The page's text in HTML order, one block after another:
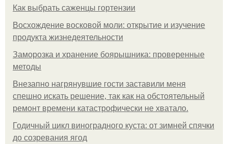
Как выбрать саженцы гортензии
Восхождение восковой моли: открытие и изучение
продукта жизнедеятельности
Заморозка и хранение боярышника: проверенные
методы
Внезапно нагрянувшие гости заставили меня
спешно искать решение, так как на обстоятельный
ремонт времени катастрофически не хватало.
Годичный цикл виноградного куста: от зимней спячки
до созревания ягод